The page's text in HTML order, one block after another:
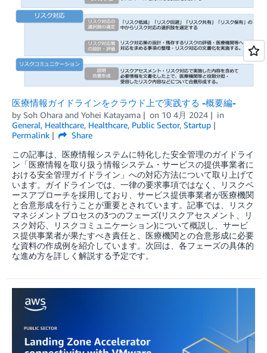
医療情報ガイドラインをクラウド上で実践する -概要編-
by Soh Ohara and Yohei Katayama on 10 4月 2024
in
General, Healthcare, Healthcare, Public Sector, Startup
Permalink
Share
この記事は、医療情報システムに特化した安全管理のガイドライ
ン「医療情報を取り扱う情報システム・サービスの提供事業者に
おける安全管理ガイドライン」への対応方法について取り上げて
います。ガイドラインでは、一律の要求事項ではなく、リスクベ
ースアプローチを採用しており、サービス提供事業者が医療機関
と合意形成を行うことが重要とされています。記事では、リスク
マネジメントプロセスの3つのフェーズ(リスクアセスメント、リ
スク対応、リスクコミュニケーション)について概説し、サービ
ス提供事業者が果たすべき責任と、医療機関との合意形成に必要
な資料の作成例を紹介しています。次回は、各フェーズの具体的
な進め方を詳しく解説する予定です。